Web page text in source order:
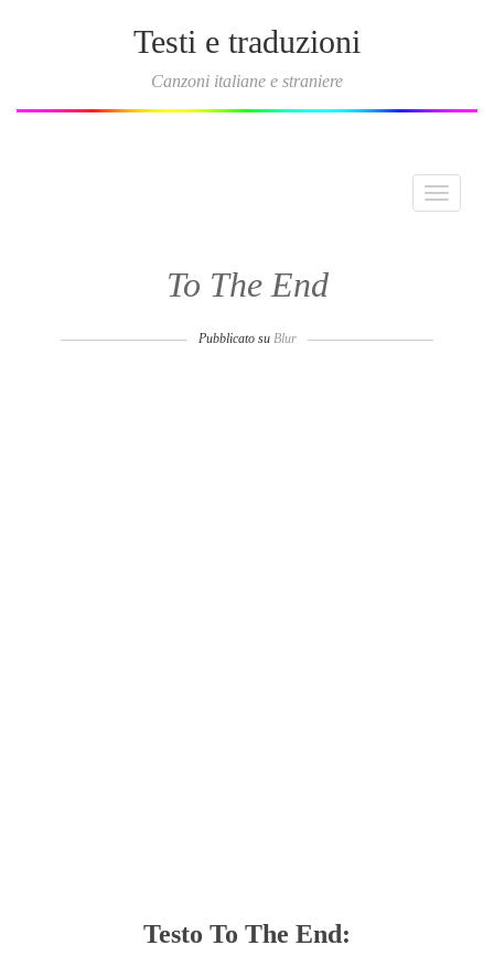
Testi e traduzioni
Canzoni italiane e straniere
Toggle
To The End
Pubblicato su Blur
Testo To The End: